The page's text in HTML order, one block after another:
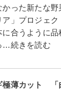
った新たな野
」プロジェ
合うように
…続きを読む
薄カット 「